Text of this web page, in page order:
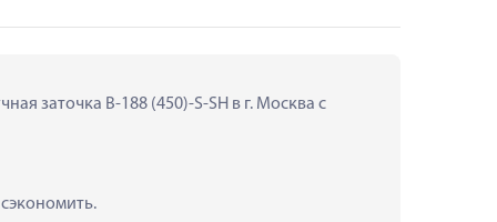
заточка B-188 (450)-S-SH в г. Москва с